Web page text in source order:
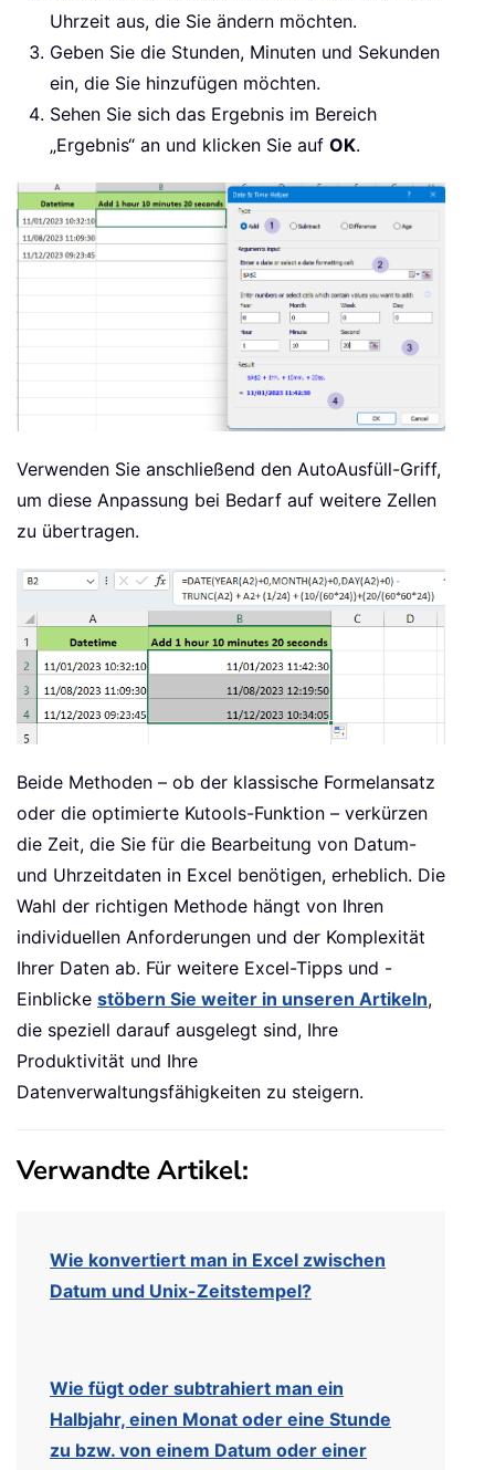
Uhrzeit aus, die Sie ändern möchten.
Geben Sie die Stunden, Minuten und Sekunden
ein, die Sie hinzufügen möchten.
Sehen Sie sich das Ergebnis im Bereich
„Ergebnis“ an und klicken Sie auf OK.
Verwenden Sie anschließend den AutoAusfüll-Griff,
um diese Anpassung bei Bedarf auf weitere Zellen
zu übertragen.
Beide Methoden – ob der klassische Formelansatz
oder die optimierte Kutools-Funktion – verkürzen
die Zeit, die Sie für die Bearbeitung von Datum-
und Uhrzeitdaten in Excel benötigen, erheblich. Die
Wahl der richtigen Methode hängt von Ihren
individuellen Anforderungen und der Komplexität
Ihrer Daten ab. Für weitere Excel-Tipps und -
Einblicke stöbern Sie weiter in unseren Artikeln,
die speziell darauf ausgelegt sind, Ihre
Produktivität und Ihre
Datenverwaltungsfähigkeiten zu steigern.
Verwandte Artikel:
Wie konvertiert man in Excel zwischen
Datum und Unix-Zeitstempel?
Wie fügt oder subtrahiert man ein
Halbjahr, einen Monat oder eine Stunde
zu bzw. von einem Datum oder einer